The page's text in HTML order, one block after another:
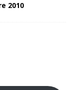
2010